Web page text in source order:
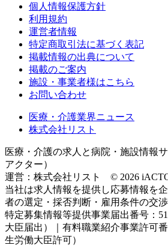
個人情報保護方針
利用規約
運営者情報
特定商取引法に基づく表記
掲載情報の出典について
掲載のご案内
施設・事業者様はこちら
お問い合わせ
医療・介護業界ニュース
株式会社リスト
医療・介護の求人と病院・施設情報
アクター）
運営：株式会社リスト © 2026
当社は求人情報を提供し応募情報を
者の選定・採否判断・雇用条件の交渉
特定募集情報等提供事業届出番号：
大臣届出）｜有料職業紹介事業許可
生労働大臣許可）